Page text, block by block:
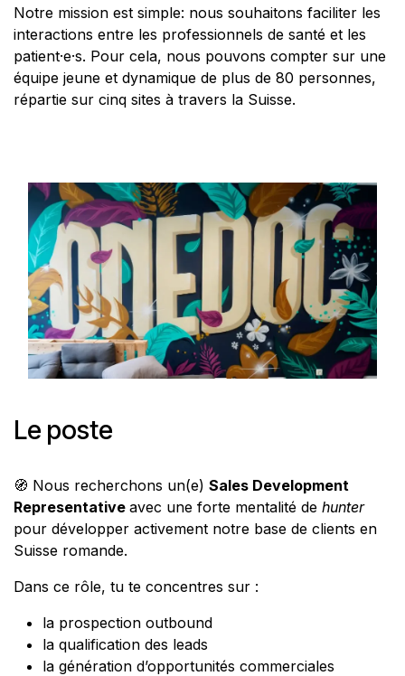
Notre mission est simple: nous souhaitons faciliter les
interactions entre les professionnels de santé et les
patient·e·s. Pour cela, nous pouvons compter sur une
équipe jeune et dynamique de plus de 80 personnes,
répartie sur cinq sites à travers la Suisse.
Le poste
🧭 Nous recherchons un(e) Sales Development
Representative avec une forte mentalité de hunter
pour développer activement notre base de clients en
Suisse romande.
Dans ce rôle, tu te concentres sur :
la prospection outbound
la qualification des leads
la génération d’opportunités commerciales